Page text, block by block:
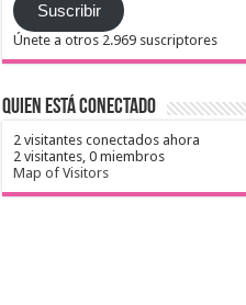
Suscribir
Únete a otros 2.969 suscriptores
Quien está conectado
2 visitantes conectados ahora
2 visitantes, 0 miembros
Map of Visitors